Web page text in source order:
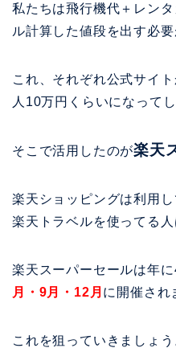
私たちは飛行機代＋レン
ル計算した値段を出す必要
これ、それぞれ公式サイ
人10万円くらいになって
そこで活用したのが楽天
楽天ショッピングは利用
楽天トラベルを使ってる人
楽天スーパーセールは年に
月・9月・12月 に開催され
これを狙っていきましょう